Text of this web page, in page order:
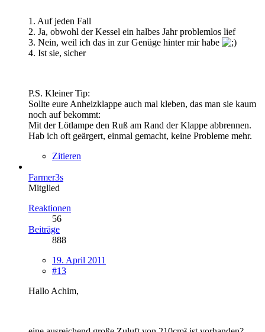
1. Auf jeden Fall
2. Ja, obwohl der Kessel ein halbes Jahr problemlos lief
3. Nein, weil ich das in zur Genüge hinter mir habe
4. Ist sie, sicher
P.S. Kleiner Tip:
Sollte eure Anheizklappe auch mal kleben, das man sie kaum
noch auf bekommt:
Mit der Lötlampe den Ruß am Rand der Klappe abbrennen.
Hab ich oft geärgert, einmal gemacht, keine Probleme mehr.
Zitieren
Farmer3s
Mitglied
Reaktionen
56
Beiträge
888
19. April 2011
#13
Hallo Achim,